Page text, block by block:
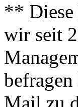
** Diese
wir seit